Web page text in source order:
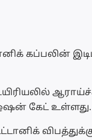
கப்பலின்
கேட் உள்ளது.